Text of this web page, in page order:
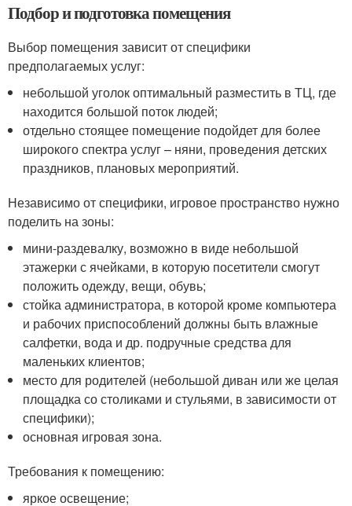
Подбор и подготовка помещения
Выбор помещения зависит от специфики
предполагаемых услуг:
небольшой уголок оптимальный разместить в ТЦ, где
находится большой поток людей;
отдельно стоящее помещение подойдет для более
широкого спектра услуг – няни, проведения детских
праздников, плановых мероприятий.
Независимо от специфики, игровое пространство нужно
поделить на зоны:
мини-раздевалку, возможно в виде небольшой
этажерки с ячейками, в которую посетители смогут
положить одежду, вещи, обувь;
стойка администратора, в которой кроме компьютера
и рабочих приспособлений должны быть влажные
салфетки, вода и др. подручные средства для
маленьких клиентов;
место для родителей (небольшой диван или же целая
площадка со столиками и стульями, в зависимости от
специфики);
основная игровая зона.
Требования к помещению:
яркое освещение;